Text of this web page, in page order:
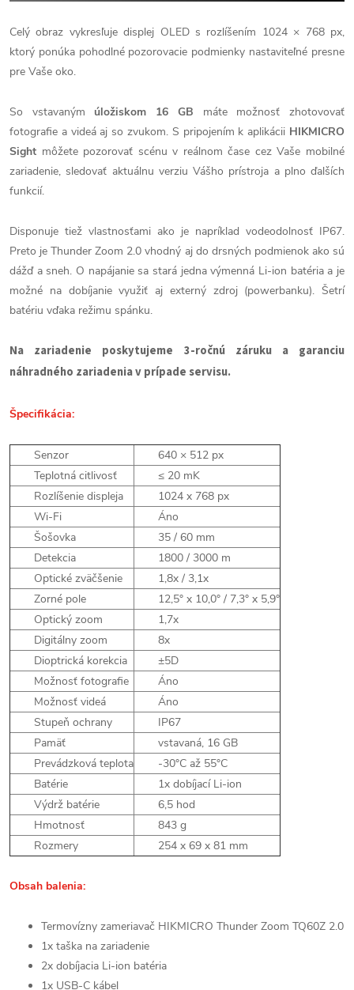
Celý obraz vykresľuje displej OLED s rozlíšením 1024 × 768 px,
ktorý ponúka pohodlné pozorovacie podmienky nastaviteľné presne
pre Vaše oko.
So vstavaným úložiskom 16 GB máte možnosť zhotovovať
fotografie a videá aj so zvukom. S pripojením k aplikácii HIKMICRO
Sight môžete pozorovať scénu v reálnom čase cez Vaše mobilné
zariadenie, sledovať aktuálnu verziu Vášho prístroja a plno ďalších
funkcií.
Disponuje tiež vlastnosťami ako je napríklad vodeodolnosť IP67.
Preto je Thunder Zoom 2.0 vhodný aj do drsných podmienok ako sú
dážď a sneh. O napájanie sa stará jedna výmenná Li-ion batéria a je
možné na dobíjanie využiť aj externý zdroj (powerbanku). Šetrí
batériu vďaka režimu spánku.
Na zariadenie poskytujeme 3-ročnú záruku a garanciu
náhradného zariadenia v prípade servisu.
Špecifikácia:
Senzor
640 × 512 px
Teplotná citlivosť
≤ 20 mK
Rozlíšenie displeja
1024 x 768 px
Wi-Fi
Áno
Šošovka
35 / 60 mm
Detekcia
1800 / 3000 m
Optické zväčšenie
1,8x / 3,1x
Zorné pole
12,5° x 10,0° / 7,3° x 5,9°
Optický zoom
1,7x
Digitálny zoom
8x
Dioptrická korekcia
±5D
Možnosť fotografie
Áno
Možnosť videá
Áno
Stupeň ochrany
IP67
Pamäť
vstavaná, 16 GB
Prevádzková teplota
-30°C až 55°C
Batérie
1x dobíjací Li-ion
Výdrž batérie
6,5 hod
Hmotnosť
843 g
Rozmery
254 x 69 x 81 mm
Obsah balenia:
Termovízny zameriavač HIKMICRO Thunder Zoom TQ60Z 2.0
1x taška na zariadenie
2x dobíjacia Li-ion batéria
1x USB-C kábel